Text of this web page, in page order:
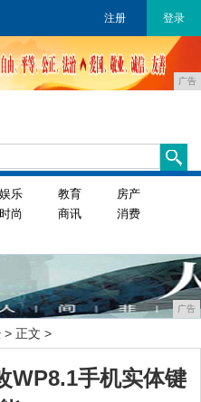
注册 登录
广告
娱乐 教育
房产
时尚 商讯
消费
广告
> 正文 >
WP8.1手机实体键